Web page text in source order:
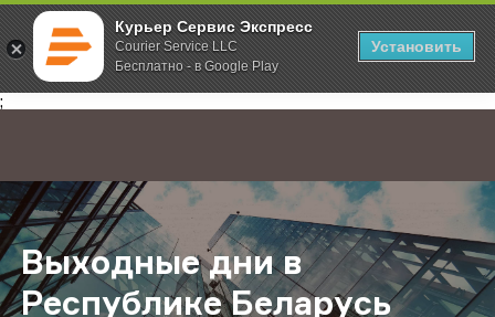
Курьер Сервис Экспресс
Courier Service LLC
Бесплатно - в Google Play
Установить
;
Главная О компании Новости Выходные дни в Республике
Выходные дни в
Республике Беларусь